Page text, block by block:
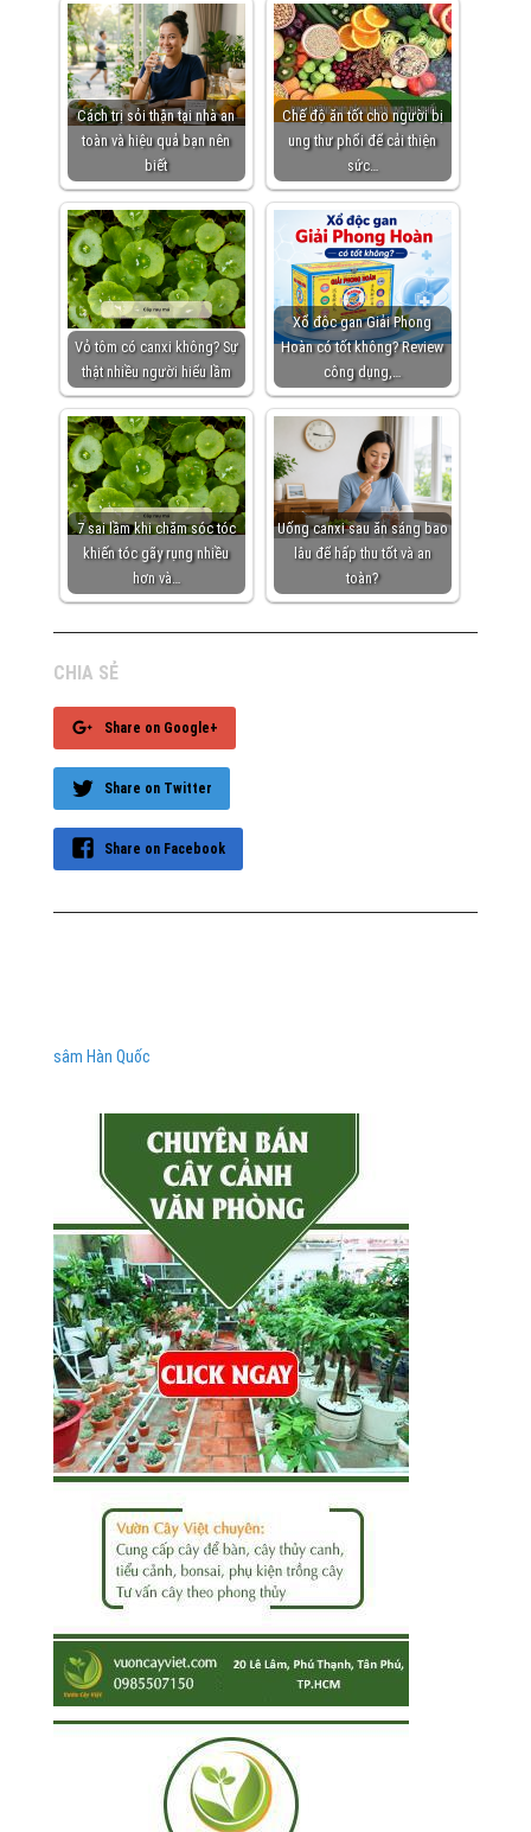
Cách trị sỏi thận tại nhà an
toàn và hiệu quả bạn nên
biết
Chế độ ăn tốt cho người bị
ung thư phổi để cải thiện
sức…
Vỏ tôm có canxi không? Sự
thật nhiều người hiểu lầm
Xổ độc gan Giải Phong
Hoàn có tốt không? Review
công dụng,…
7 sai lầm khi chăm sóc tóc
khiến tóc gãy rụng nhiều
hơn và…
Uống canxi sau ăn sáng bao
lâu để hấp thu tốt và an
toàn?
CHIA SẺ
Share on Google+
Share on Twitter
Share on Facebook
sâm Hàn Quốc